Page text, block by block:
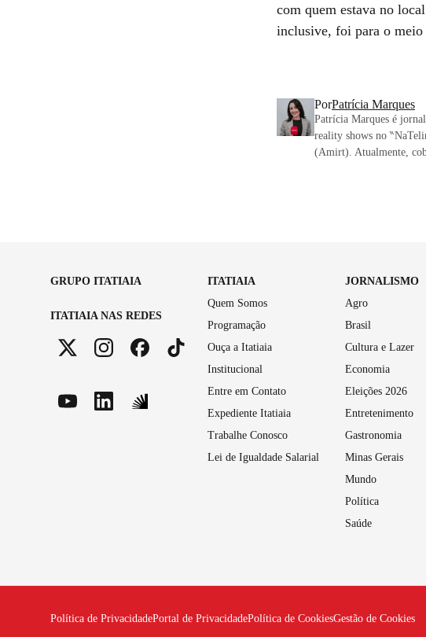
com quem estava no
inclusive, foi para o meio
PorPatrícia Marques
Patrícia Marques é
reality shows no
(Amirt). Atualmente,
GRUPO ITATIAIA
ITATIAIA NAS REDES
ITATIAIA
Quem Somos
Programação
Ouça a Itatiaia
Institucional
Entre em Contato
Expediente Itatiaia
Trabalhe Conosco
Lei de Igualdade Salarial
JORNALISMO
Agro
Brasil
Cultura e Lazer
Economia
Eleições 2026
Entretenimento
Gastronomia
Minas Gerais
Mundo
Política
Saúde
Política de PrivacidadePortal de PrivacidadePolítica de CookiesGestão de Cookies